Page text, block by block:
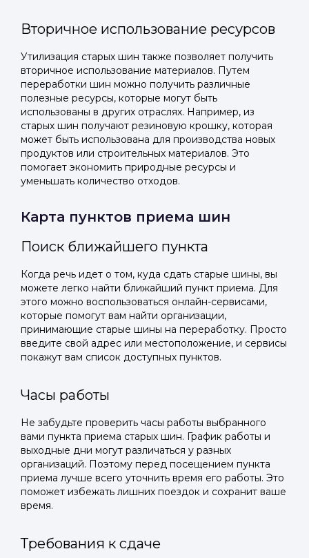
Вторичное использование ресурсов
Утилизация старых шин также позволяет получить
вторичное использование материалов. Путем
переработки шин можно получить различные
полезные ресурсы, которые могут быть
использованы в других отраслях. Например, из
старых шин получают резиновую крошку, которая
может быть использована для производства новых
продуктов или строительных материалов. Это
помогает экономить природные ресурсы и
уменьшать количество отходов.
Карта пунктов приема шин
Поиск ближайшего пункта
Когда речь идет о том, куда сдать старые шины, вы
можете легко найти ближайший пункт приема. Для
этого можно воспользоваться онлайн-сервисами,
которые помогут вам найти организации,
принимающие старые шины на переработку. Просто
введите свой адрес или местоположение, и сервисы
покажут вам список доступных пунктов.
Часы работы
Не забудьте проверить часы работы выбранного
вами пункта приема старых шин. График работы и
выходные дни могут различаться у разных
организаций. Поэтому перед посещением пункта
приема лучше всего уточнить время его работы. Это
поможет избежать лишних поездок и сохранит ваше
время.
Требования к сдаче